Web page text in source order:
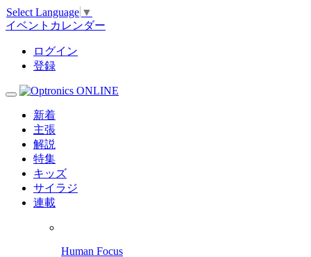
Select Language ▼
イベントカレンダー
ログイン
登録
新着
主張
解説
特集
キッズ
サイラジ
連載
Human Focus